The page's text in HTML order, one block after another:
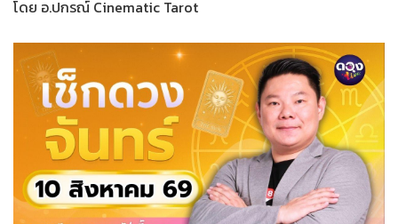
โดย อ.ปกรณ์ Cinematic Tarot